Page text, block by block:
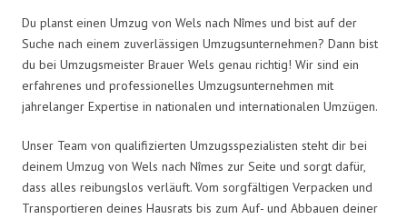
Du planst einen Umzug von Wels nach Nîmes und bist auf der
Suche nach einem zuverlässigen Umzugsunternehmen? Dann bist
du bei Umzugsmeister Brauer Wels genau richtig! Wir sind ein
erfahrenes und professionelles Umzugsunternehmen mit
jahrelanger Expertise in nationalen und internationalen Umzügen.
Unser Team von qualifizierten Umzugsspezialisten steht dir bei
deinem Umzug von Wels nach Nîmes zur Seite und sorgt dafür,
dass alles reibungslos verläuft. Vom sorgfältigen Verpacken und
Transportieren deines Hausrats bis zum Auf- und Abbauen deiner